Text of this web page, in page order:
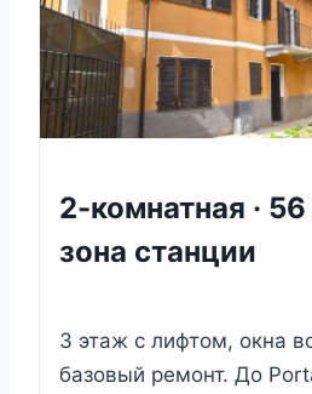
2-комнатная · 56
зона станции
3 этаж с лифтом, окна
базовый ремонт. До